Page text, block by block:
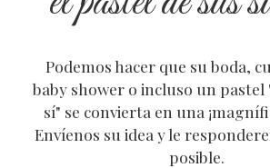
Podemos hacer que su boda,
baby shower o incluso un
sí" se convierta en una
Envíenos su idea y le
posible.